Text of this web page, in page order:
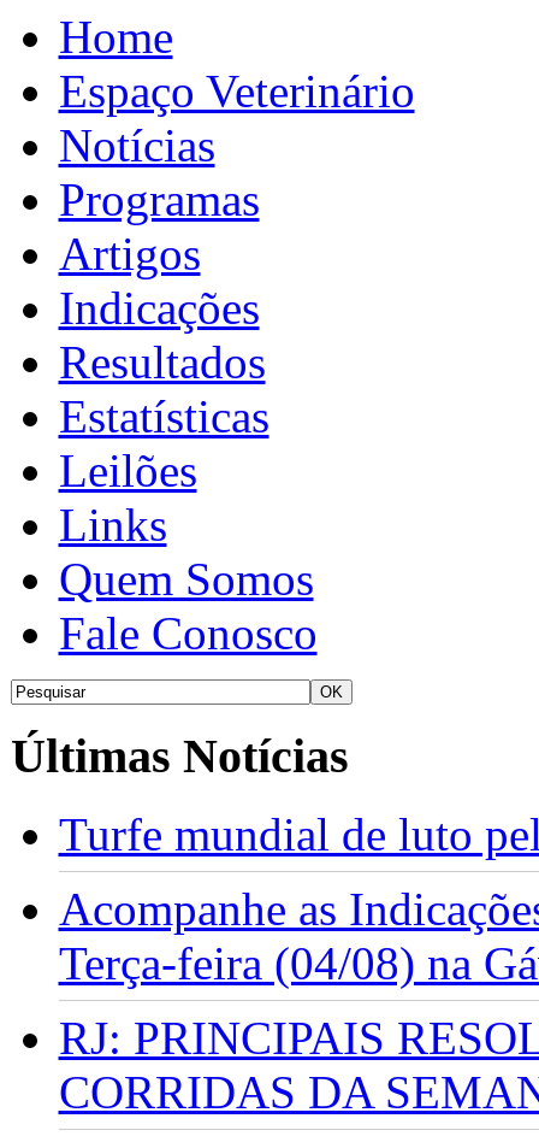
Home
Espaço Veterinário
Notícias
Programas
Artigos
Indicações
Resultados
Estatísticas
Leilões
Links
Quem Somos
Fale Conosco
Últimas Notícias
Turfe mundial de luto
Acompanhe as
Terça-feira (04/08) na
RJ: PRINCIPAIS
CORRIDAS DA